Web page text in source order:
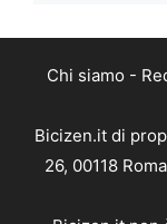
Chi siamo -
Bicizen.it di
26, 00118